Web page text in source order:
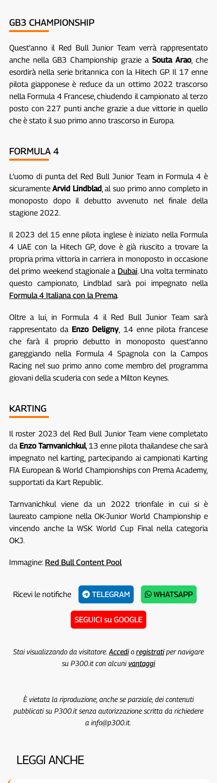
GB3 CHAMPIONSHIP
Quest’anno il Red Bull Junior Team verrà rappresentato
anche nella GB3 Championship grazie aSouta Arao, che
esordirà nella serie britannica con la Hitech GP. Il 17 enne
pilota giapponese è reduce da un ottimo 2022 trascorso
nella Formula 4 Francese, chiudendo il campionato al terzo
posto con 227 punti anche grazie a due vittorie in quello
che è stato il suo primo anno trascorso in Europa.
FORMULA 4
L’uomo di punta del Red Bull Junior Team in Formula 4 è
sicuramenteArvid Lindblad, al suo primo anno completo in
monoposto dopo il debutto avvenuto nel finale della
stagione 2022.
Il 2023 del 15 enne pilota inglese è iniziato nella Formula
4 UAE con la Hitech GP, dove è già riuscito a trovare la
propria prima vittoria in carriera in monoposto in occasione
del primo weekend stagionale a Dubai. Una volta terminato
questo campionato, Lindblad sarà poi impegnato nella
Formula 4 Italiana con la Prema.
Oltre a lui, in Formula 4 il Red Bull Junior Team sarà
rappresentato da Enzo Deligny, 14 enne pilota francese
che farà il proprio debutto in monoposto quest’anno
gareggiando nella Formula 4 Spagnola con la Campos
Racing nel suo primo anno come membro del programma
giovani della scuderia con sede a Milton Keynes.
KARTING
Il roster 2023 del Red Bull Junior Team viene completato
da Enzo Tarnvanichkul, 13 enne pilota thailandese che sarà
impegnato nel karting, partecipando ai campionati Karting
FIA European & World Championships con Prema Academy,
supportati da Kart Republic.
Tarnvanichkul viene da un 2022 trionfale in cui si è
laureato campione nella OK-Junior World Championship e
vincendo anche la WSK World Cup Final nella categoria
OKJ.
Immagine: Red Bull Content Pool
Ricevi le notifiche TELEGRAM WHATSAPP
SEGUICI su GOOGLE
Stai visualizzando da visitatore. Accedio registratiper navigare
su P300.it con alcunivantaggi
È vietata la riproduzione, anche se parziale, dei contenuti
pubblicati su P300.it senza autorizzazione scritta da richiedere
a info@p300.it.
LEGGI ANCHE